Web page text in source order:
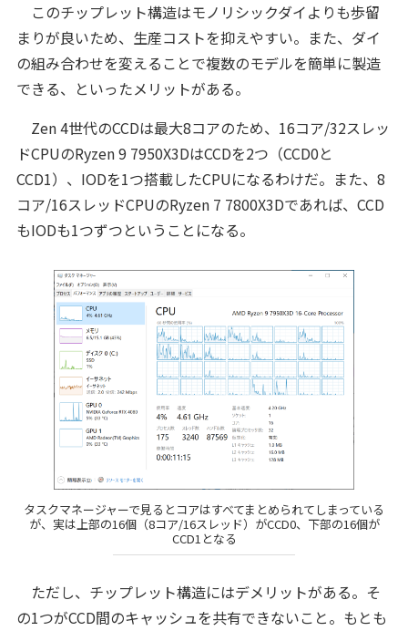
このチップレット構造はモノリシックダイよりも歩留
まりが良いため、生産コストを抑えやすい。また、ダイ
の組み合わせを変えることで複数のモデルを簡単に製造
できる、といったメリットがある。
Zen 4世代のCCDは最大8コアのため、16コア/32スレッ
ドCPUのRyzen 9 7950X3DはCCDを2つ（CCD0と
CCD1）、IODを1つ搭載したCPUになるわけだ。また、8
コア/16スレッドCPUのRyzen 7 7800X3Dであれば、CCD
もIODも1つずつということになる。
タスクマネージャーで見るとコアはすべてまとめられてしまっている
が、実は上部の16個（8コア/16スレッド）がCCD0、下部の16個が
CCD1となる
ただし、チップレット構造にはデメリットがある。そ
の1つがCCD間のキャッシュを共有できないこと。もとも